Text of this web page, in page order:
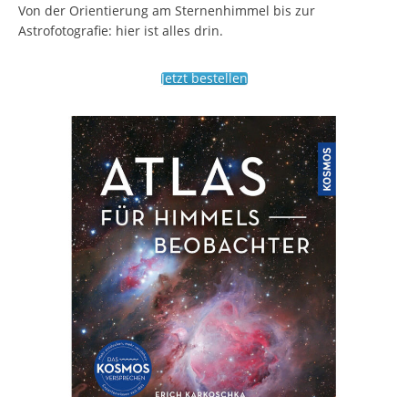
Von der Orientierung am Sternenhimmel bis zur
Astrofotografie: hier ist alles drin.
Jetzt bestellen